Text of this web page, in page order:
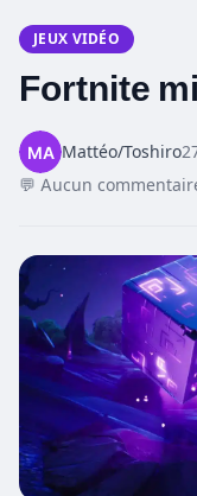
JEUX VIDÉO
Fortnite
Mattéo/Toshiro
💬 Aucun